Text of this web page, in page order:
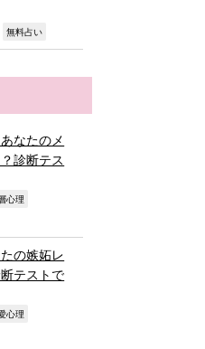
無料占い
なたのメ
診断テス
心理
の嫉妬レ
テストで
心理